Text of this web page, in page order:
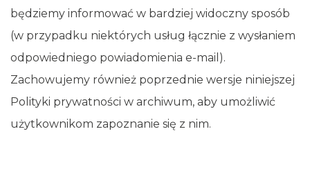
będziemy informować w bardziej widoczny sposób
(w przypadku niektórych usług łącznie z wysłaniem
odpowiedniego powiadomienia e-mail).
Zachowujemy również poprzednie wersje niniejszej
Polityki prywatności w archiwum, aby umożliwić
użytkownikom zapoznanie się z nim.